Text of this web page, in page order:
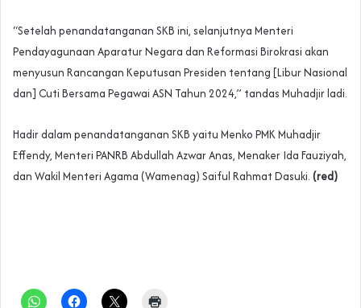
“Setelah penandatanganan SKB ini, selanjutnya Menteri
Pendayagunaan Aparatur Negara dan Reformasi Birokrasi akan
menyusun Rancangan Keputusan Presiden tentang [Libur Nasional
dan] Cuti Bersama Pegawai ASN Tahun 2024,” tandas Muhadjir ladi.
Hadir dalam penandatanganan SKB yaitu Menko PMK Muhadjir
Effendy, Menteri PANRB Abdullah Azwar Anas, Menaker Ida Fauziyah,
dan Wakil Menteri Agama (Wamenag) Saiful Rahmat Dasuki. (red)